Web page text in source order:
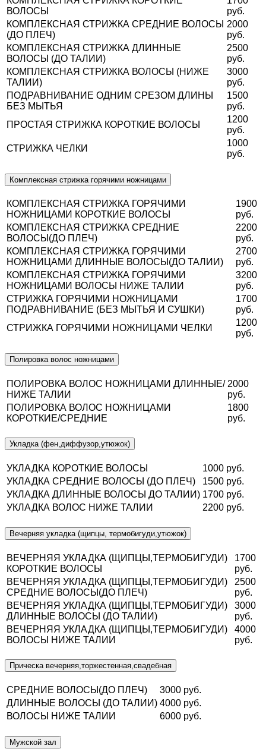
ВОЛОСЫ
руб.
КОМПЛЕКСНАЯ СТРИЖКА СРЕДНИЕ ВОЛОСЫ
(ДО ПЛЕЧ)
2000
руб.
КОМПЛЕКСНАЯ СТРИЖКА ДЛИННЫЕ
ВОЛОСЫ (ДО ТАЛИИ)
2500
руб.
КОМПЛЕКСНАЯ СТРИЖКА ВОЛОСЫ (НИЖЕ
ТАЛИИ)
3000
руб.
ПОДРАВНИВАНИЕ ОДНИМ СРЕЗОМ ДЛИНЫ
БЕЗ МЫТЬЯ
1500
руб.
ПРОСТАЯ СТРИЖКА КОРОТКИЕ ВОЛОСЫ
1200
руб.
СТРИЖКА ЧЕЛКИ
1000
руб.
Комплексная стрижка горячими ножницами
КОМПЛЕКСНАЯ СТРИЖКА ГОРЯЧИМИ
НОЖНИЦАМИ КОРОТКИЕ ВОЛОСЫ
1900
руб.
КОМПЛЕКСНАЯ СТРИЖКА СРЕДНИЕ
ВОЛОСЫ(ДО ПЛЕЧ)
2200
руб.
КОМПЛЕКСНАЯ СТРИЖКА ГОРЯЧИМИ
НОЖНИЦАМИ ДЛИННЫЕ ВОЛОСЫ(ДО ТАЛИИ)
2700
руб.
КОМПЛЕКСНАЯ СТРИЖКА ГОРЯЧИМИ
НОЖНИЦАМИ ВОЛОСЫ НИЖЕ ТАЛИИ
3200
руб.
СТРИЖКА ГОРЯЧИМИ НОЖНИЦАМИ
ПОДРАВНИВАНИЕ (БЕЗ МЫТЬЯ И СУШКИ)
1700
руб.
СТРИЖКА ГОРЯЧИМИ НОЖНИЦАМИ ЧЕЛКИ
1200
руб.
Полировка волос ножницами
ПОЛИРОВКА ВОЛОС НОЖНИЦАМИ ДЛИННЫЕ/
НИЖЕ ТАЛИИ
2000
руб.
ПОЛИРОВКА ВОЛОС НОЖНИЦАМИ
КОРОТКИЕ/СРЕДНИЕ
1800
руб.
Укладка (фен,диффузор,утюжок)
УКЛАДКА КОРОТКИЕ ВОЛОСЫ
1000 руб.
УКЛАДКА СРЕДНИЕ ВОЛОСЫ (ДО ПЛЕЧ)
1500 руб.
УКЛАДКА ДЛИННЫЕ ВОЛОСЫ ДО ТАЛИИ) 1700 руб.
УКЛАДКА ВОЛОС НИЖЕ ТАЛИИ
2200 руб.
Вечерняя укладка (щипцы, термобигуди,утюжок)
ВЕЧЕРНЯЯ УКЛАДКА (ЩИПЦЫ,ТЕРМОБИГУДИ)
КОРОТКИЕ ВОЛОСЫ
1700
руб.
ВЕЧЕРНЯЯ УКЛАДКА (ЩИПЦЫ,ТЕРМОБИГУДИ)
СРЕДНИЕ ВОЛОСЫ(ДО ПЛЕЧ)
2500
руб.
ВЕЧЕРНЯЯ УКЛАДКА (ЩИПЦЫ,ТЕРМОБИГУДИ)
ДЛИННЫЕ ВОЛОСЫ (ДО ТАЛИИ)
3000
руб.
ВЕЧЕРНЯЯ УКЛАДКА (ЩИПЦЫ,ТЕРМОБИГУДИ)
ВОЛОСЫ НИЖЕ ТАЛИИ
4000
руб.
Прическа вечерняя,торжестенная,свадебная
СРЕДНИЕ ВОЛОСЫ(ДО ПЛЕЧ)
3000 руб.
ДЛИННЫЕ ВОЛОСЫ (ДО ТАЛИИ) 4000 руб.
ВОЛОСЫ НИЖЕ ТАЛИИ
6000 руб.
Мужской зал